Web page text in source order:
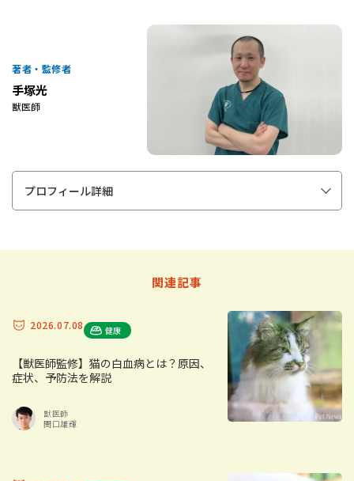
著者・監修者
手塚光
獣医師
プロフィール詳細
関連記事
2026.07.08 健康
【獣医師監修】猫の白血病とは？原因、
症状、予防法を解説
獣医師
関口雄輝